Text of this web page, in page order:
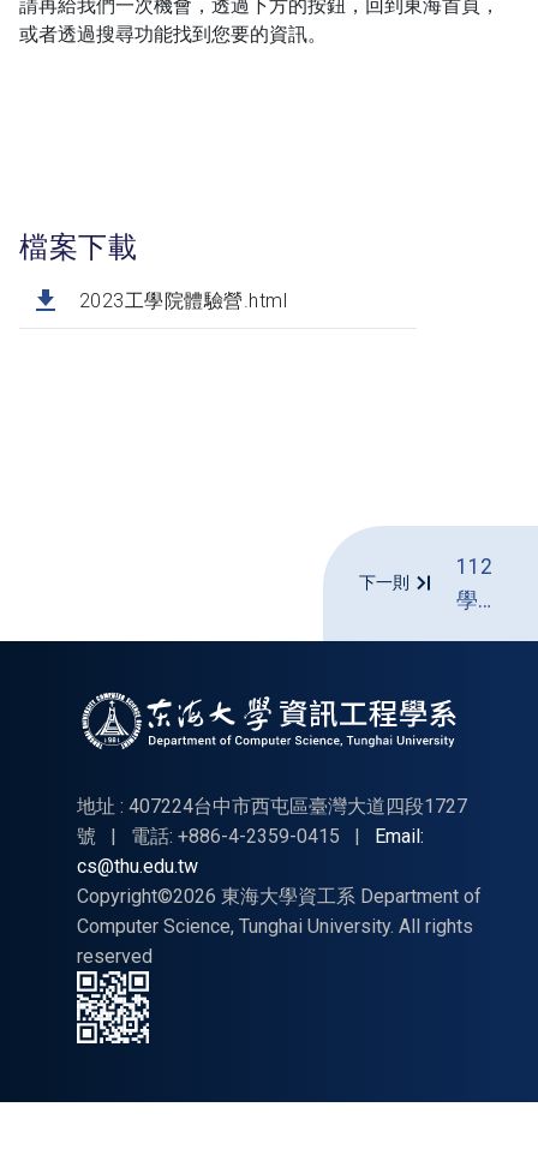
檔案下載
2023工學院體驗營.html
下一則
112
學年
職專
生
地址 : 407224台中市西屯區臺灣大道四段1727
號
| 電話: +886-4-2359-0415 |
Email:
cs@thu.edu.tw
Copyright©2026 東海大學資工系 Department of
Computer Science, Tunghai University. All rights
reserved